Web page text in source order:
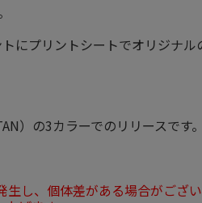
にプリントシートでオリジナル
）の3カラーでのリリースです。
し、個体差がある場合がござい